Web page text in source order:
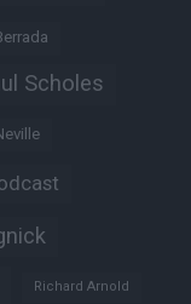
Scholes
Richard Arnold